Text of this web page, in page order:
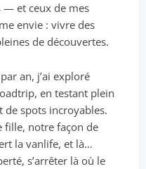
— et ceux de mes
envie : vivre des
de découvertes.
an, j’ai exploré
en testant plein
de spots incroyables.
fille, notre façon de
la vanlife, et là…
s’arrêter là où le